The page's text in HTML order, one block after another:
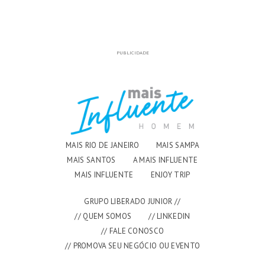
PUBLICIDADE
MAIS RIO DE JANEIRO
MAIS SAMPA
MAIS SANTOS
A MAIS INFLUENTE
MAIS INFLUENTE
ENJOY TRIP
GRUPO LIBERADO JUNIOR //
// QUEM SOMOS
// LINKEDIN
// FALE CONOSCO
// PROMOVA SEU NEGÓCIO OU EVENTO